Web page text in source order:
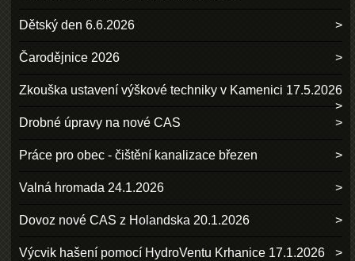
Dětský den 6.6.2026
Čarodějnice 2026
Zkouška ustavení výškové techniky v Kamenici 17.5.2026
Drobné úpravy na nové CAS
Práce pro obec - čištění kanalizace březen
Valná hromada 24.1.2026
Dovoz nové CAS z Holandska 20.1.2026
Výcvik hašení pomocí HydroVentu Krhanice 17.1.2026